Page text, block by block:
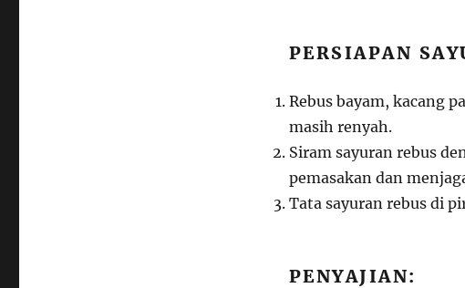
PERSIAPAN
Rebus bayam, kacang
masih renyah.
Siram sayuran rebus
pemasakan dan
Tata sayuran rebus di
PENYAJIAN: